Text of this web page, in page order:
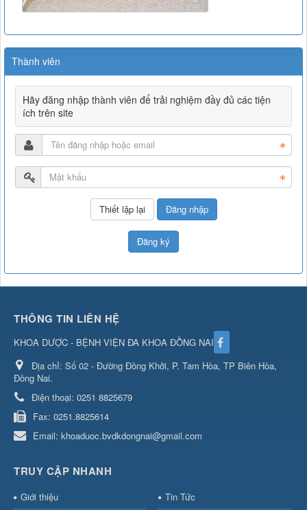
Thành viên
Hãy đăng nhập thành viên để trải nghiệm đầy đủ các tiện
ích trên site
Đăng nhập
Đăng ký
THÔNG TIN LIÊN HỆ
KHOA DƯỢC - BỆNH VIỆN ĐA KHOA ĐỒNG NAI
Địa chỉ: Số 02 - Đường Đồng Khởi, P. Tam Hòa, TP Biên Hòa,
Đồng Nai.
Điện thoại: 0251 8825679
Fax: 0251.8825614
Email: khoaduoc.bvdkdongnai@gmail.com
TRUY CẬP NHANH
Giới thiệu Tin Tức